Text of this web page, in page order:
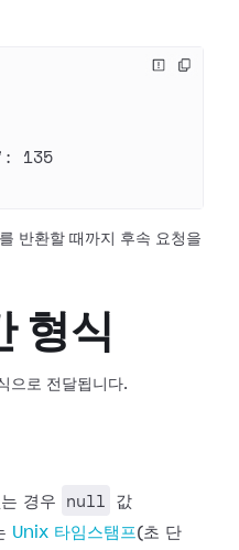
: 135
를 반환할 때까지 후속 요청을
형식
으로 전달됩니다.
경우
null
값
Unix 타임스탬프(초 단